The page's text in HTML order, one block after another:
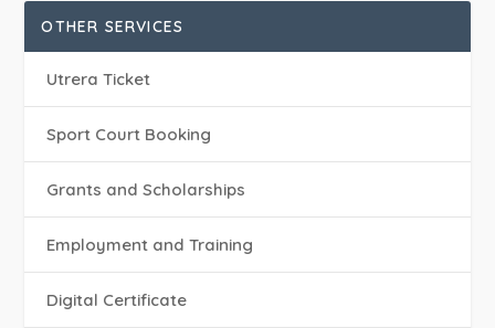
OTHER SERVICES
Utrera Ticket
Sport Court Booking
Grants and Scholarships
Employment and Training
Digital Certificate